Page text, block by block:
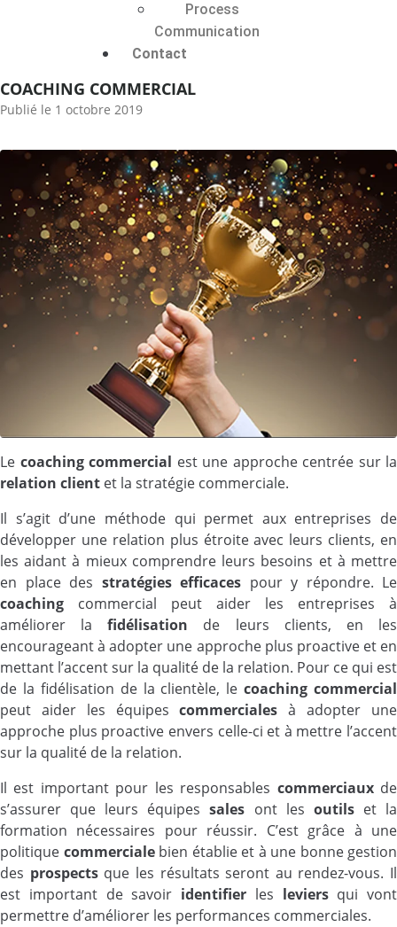
Process
Communication
Contact
COACHING COMMERCIAL
Publié le 1 octobre 2019
Le coaching commercial est une approche centrée sur la
relation client et la stratégie commerciale.
Il s’agit d’une méthode qui permet aux entreprises de
développer une relation plus étroite avec leurs clients, en
les aidant à mieux comprendre leurs besoins et à mettre
en place des stratégies efficaces pour y répondre. Le
coaching commercial peut aider les entreprises à
améliorer lafidélisation de leurs clients, en les
encourageant à adopter une approche plus proactive et en
mettant l’accent sur la qualité de la relation. Pour ce qui est
de la fidélisation de la clientèle, lecoaching commercial
peut aider les équipescommerciales à adopter une
approche plus proactive envers celle-ci et à mettre l’accent
sur la qualité de la relation.
Il est important pour les responsables commerciauxde
s’assurer que leurs équipessales ont les outilset la
formation nécessaires pour réussir. C’est grâce à une
politique commercialebien établie et à une bonne gestion
des prospectsque les résultats seront au rendez-vous. Il
est important de savoir identifier les leviersqui vont
permettre d’améliorer les performances commerciales.